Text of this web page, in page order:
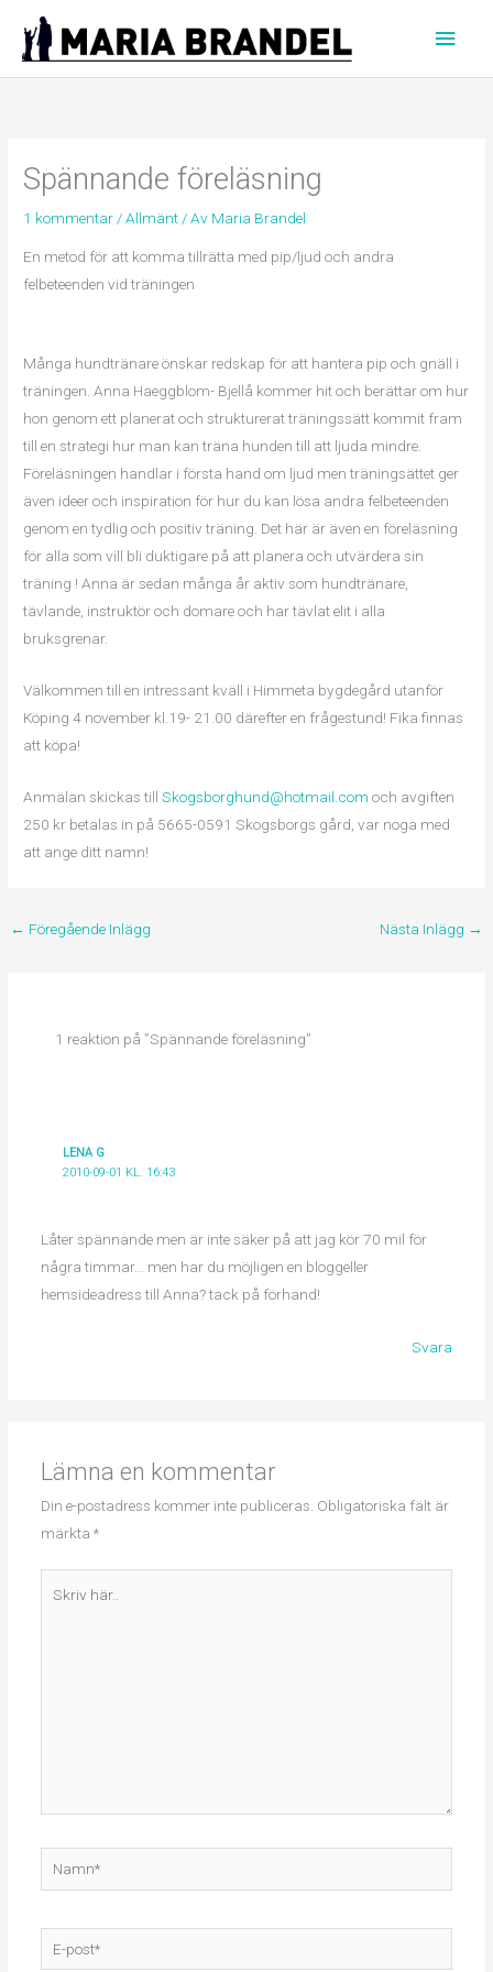
innehåll
Spännande föreläsning
1 kommentar /Allmänt / Av Maria Brandel
En metod för att komma tillrätta med pip/ljud och andra
felbeteenden vid träningen
Många hundtränare önskar redskap för att hantera pip och gnäll i
träningen. Anna Haeggblom- Bjellå kommer hit och berättar om hur
hon genom ett planerat och strukturerat träningssätt kommit fram
till en strategi hur man kan träna hunden till att ljuda mindre.
Föreläsningen handlar i första hand om ljud men träningsättet ger
även ideer och inspiration för hur du kan lösa andra felbeteenden
genom en tydlig och positiv träning. Det här är även en föreläsning
för alla som vill bli duktigare på att planera och utvärdera sin
träning ! Anna är sedan många år aktiv som hundtränare,
tävlande, instruktör och domare och har tävlat elit i alla
bruksgrenar.
Välkommen till en intressant kväll i Himmeta bygdegård utanför
Köping 4 november kl.19- 21.00 därefter en frågestund! Fika finnas
att köpa!
Anmälan skickas tillSkogsborghund@hotmail.com och avgiften
250 kr betalas in på 5665-0591 Skogsborgs gård, var noga med
att ange ditt namn!
← Föregående Inlägg Nästa Inlägg →
1 reaktion på ”Spännande föreläsning”
LENA G
2010-09-01 KL. 16:43
Låter spännande men är inte säker på att jag kör 70 mil för
några timmar… men har du möjligen en bloggeller
hemsideadress till Anna? tack på förhand!
Svara
Lämna en kommentar
Din e-postadress kommer inte publiceras. Obligatoriska fält är
märkta *
post*